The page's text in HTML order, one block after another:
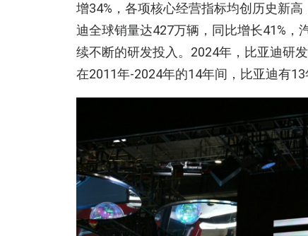
增34%，各项核心经营指标均创历史新
迪全球销量达427万辆，同比增长41%，
续不断的研发投入。2024年，比亚迪研
在2011年-2024年的14年间，比亚迪有13